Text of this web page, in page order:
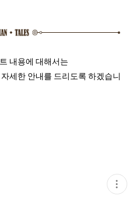
내용에 대해서는
세한 안내를 드리도록 하겠습니
현
재